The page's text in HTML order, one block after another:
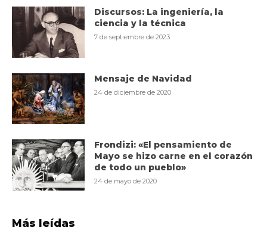
Discursos: La ingeniería, la
ciencia y la técnica
7 de septiembre de 2023
Mensaje de Navidad
24 de diciembre de 2020
Frondizi: «El pensamiento de
Mayo se hizo carne en el corazón
de todo un pueblo»
24 de mayo de 2020
Más leídas